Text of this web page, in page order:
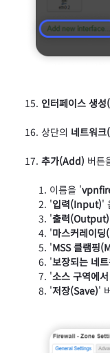
인터페이스 생
상단의 네트워
추가(Add) 버튼
이름을 '
'입력(Input)'
'출력(Output)
'마스커레이
'MSS 클램핑
'보장되는 네
'소스 구역에
'저장(Save)'